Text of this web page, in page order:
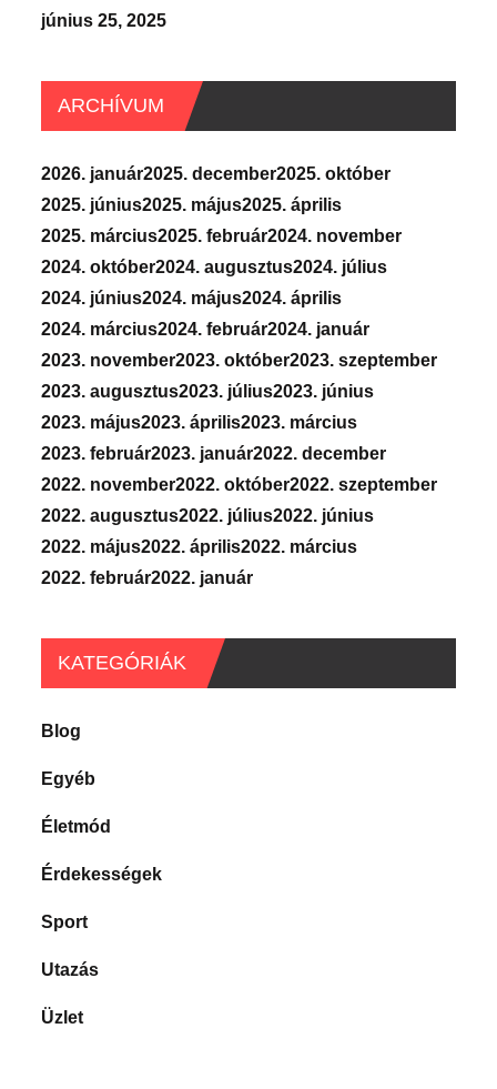
június 25, 2025
ARCHÍVUM
2026. január2025. december2025. október
2025. június2025. május2025. április
2025. március2025. február2024. november
2024. október2024. augusztus2024. július
2024. június2024. május2024. április
2024. március2024. február2024. január
2023. november2023. október2023. szeptember
2023. augusztus2023. július2023. június
2023. május2023. április2023. március
2023. február2023. január2022. december
2022. november2022. október2022. szeptember
2022. augusztus2022. július2022. június
2022. május2022. április2022. március
2022. február2022. január
KATEGÓRIÁK
Blog
Egyéb
Életmód
Érdekességek
Sport
Utazás
Üzlet